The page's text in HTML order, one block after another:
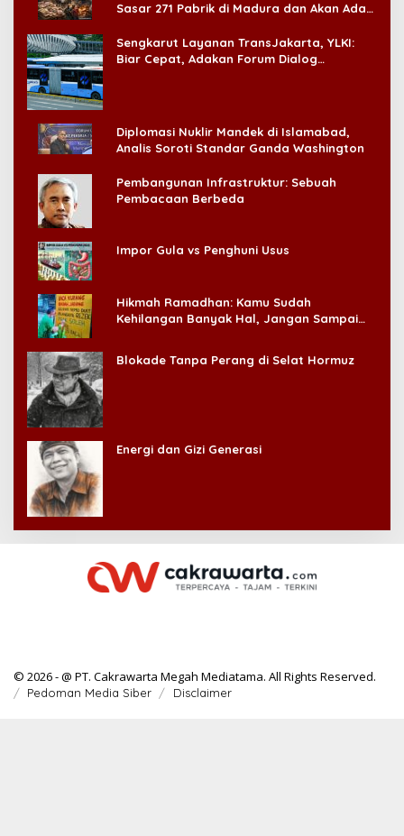
Sasar 271 Pabrik di Madura dan Akan Ada
Sengkarut Layanan TransJakarta, YLKI:
Biar Cepat, Adakan Forum Dialog
Diplomasi Nuklir Mandek di Islamabad,
Analis Soroti Standar Ganda Washington
Pembangunan Infrastruktur: Sebuah
Pembacaan Berbeda
Impor Gula vs Penghuni Usus
Hikmah Ramadhan: Kamu Sudah
Kehilangan Banyak Hal, Jangan Sampai
Blokade Tanpa Perang di Selat Hormuz
Energi dan Gizi Generasi
© 2026 - @ PT. Cakrawarta Megah Mediatama. All Rights Reserved.
Pedoman Media Siber Disclaimer